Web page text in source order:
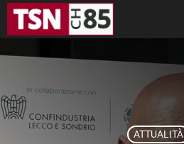
ATTUALITÀ